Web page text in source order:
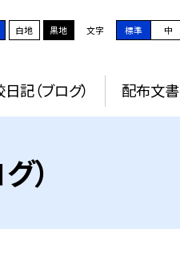
白地 黒地 文字 標準 中
記（ブログ） 配布文書
）